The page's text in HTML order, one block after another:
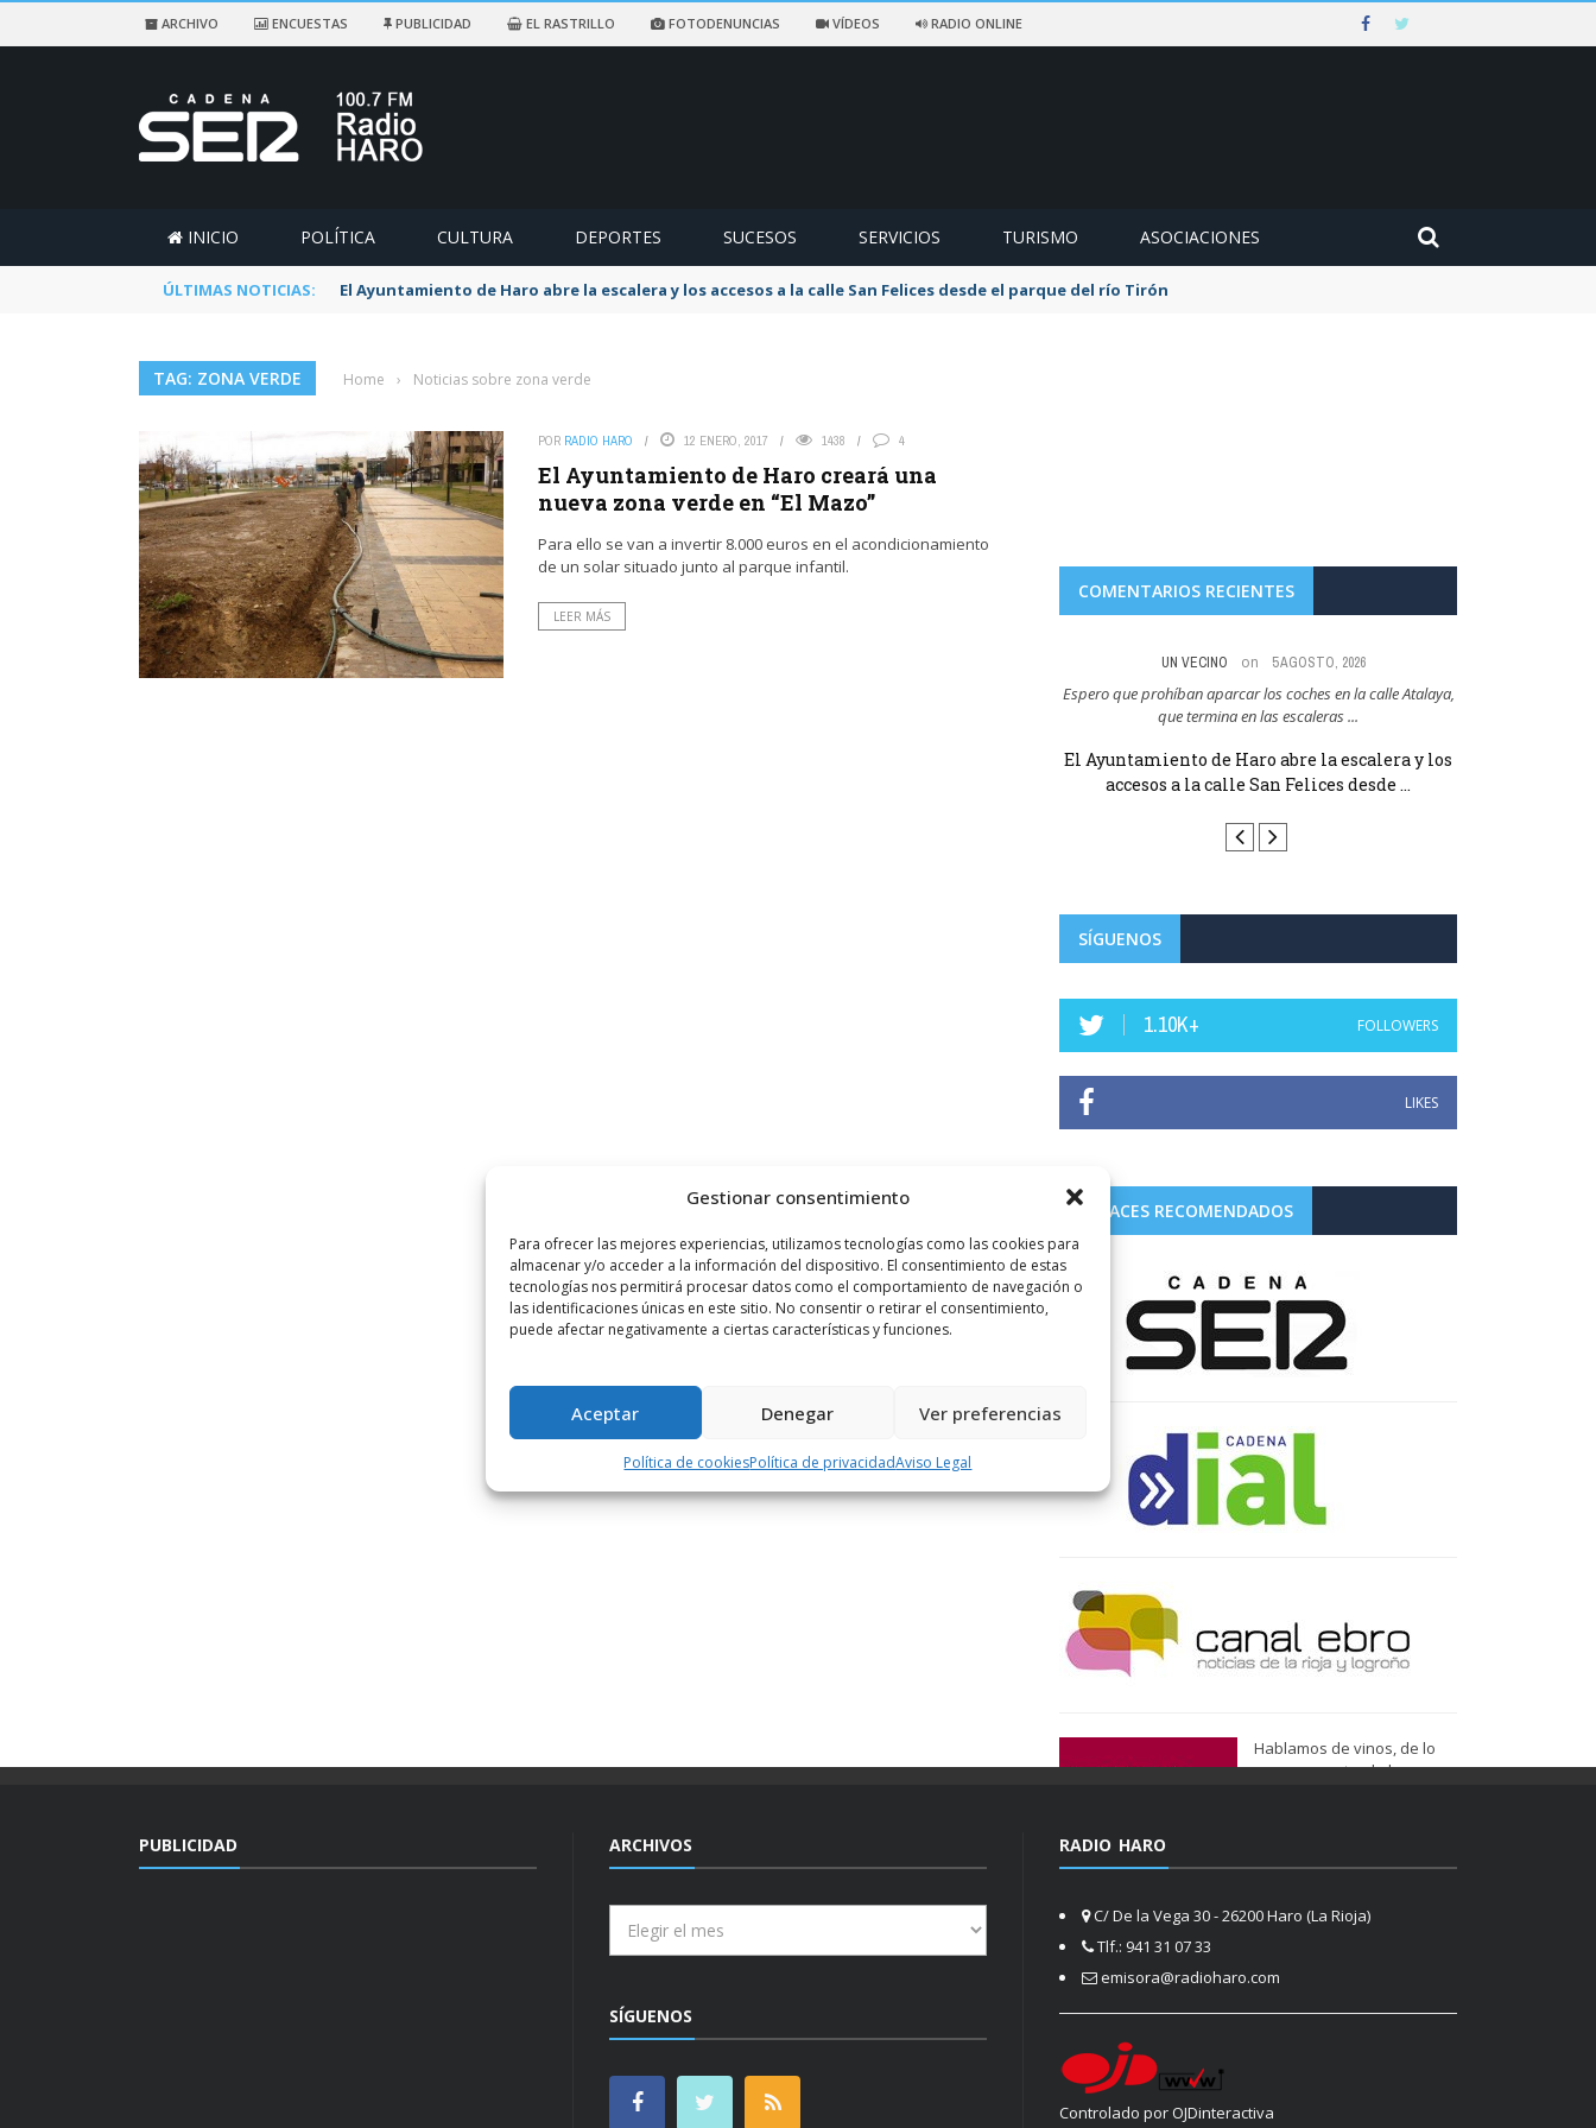
Gestionar consentimiento
Para ofrecer las mejores experiencias, utilizamos tecnologías como las cookies para
almacenar y/o acceder a la información del dispositivo. El consentimiento de estas
tecnologías nos permitirá procesar datos como el comportamiento de navegación o
las identificaciones únicas en este sitio. No consentir o retirar el consentimiento,
puede afectar negativamente a ciertas características y funciones.
Aceptar Denegar Ver preferencias
Política de cookiesPolítica de privacidadAviso Legal
ARCHIVO ENCUESTAS PUBLICIDAD EL RASTRILLO FOTODENUNCIAS VÍDEOS RADIO ONLINE
INICIO POLÍTICA CULTURA DEPORTES SUCESOS SERVICIOS TURISMO ASOCIACIONES
ÚLTIMAS NOTICIAS: El Ayuntamiento de Haro abre la escalera y los accesos a la calle San Felices desde el parque del río Tirón
TAG: ZONA VERDE Home › Noticias sobre zona verde
POR RADIO HARO 12 ENERO, 2017 1438 4
El Ayuntamiento de Haro creará una
nueva zona verde en “El Mazo”
Para ello se van a invertir 8.000 euros en el acondicionamiento
de un solar situado junto al parque infantil.
LEER MÁS
COMENTARIOS RECIENTES
UN VECINO on 5 AGOSTO, 2026
Espero que prohíban aparcar los coches en la calle Atalaya,
que termina en las escaleras ...
El Ayuntamiento de Haro abre la escalera y los
accesos a la calle San Felices desde ...
SÍGUENOS
1.10K+ FOLLOWERS
LIKES
ENLACES RECOMENDADOS
Hablamos de vinos, de lo
que nos gusta, de lo que
PUBLICIDAD ARCHIVOS
SÍGUENOS
RADIO HARO
C/ De la Vega 30 - 26200 Haro (La Rioja)
Tlf.: 941 31 07 33
emisora@radioharo.com
Controlado por OJDinteractiva